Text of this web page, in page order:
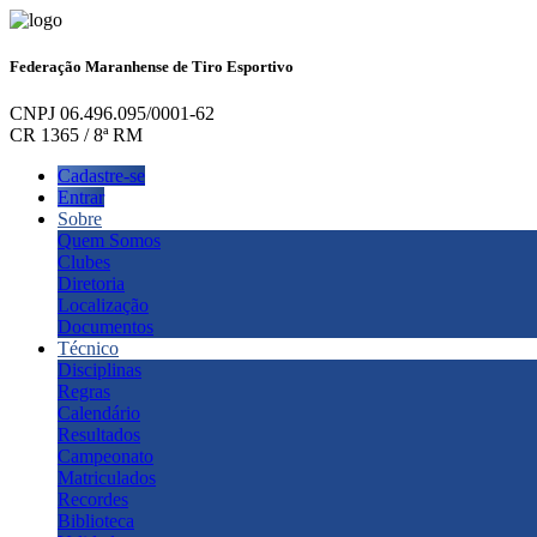
Federação Maranhense de Tiro Esportivo
CNPJ 06.496.095/0001-62
CR 1365 / 8ª RM
Cadastre-se
Entrar
Sobre
Quem Somos
Clubes
Diretoria
Localização
Documentos
Técnico
Disciplinas
Regras
Calendário
Resultados
Campeonato
Matriculados
Recordes
Biblioteca